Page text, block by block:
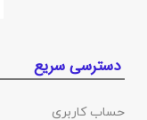
دسترسی سریع
حساب کاربری